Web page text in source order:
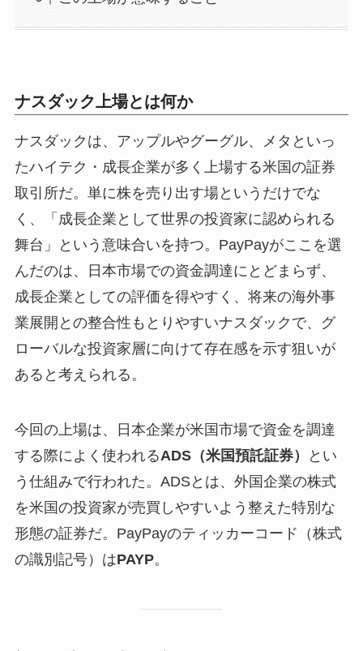
ナスダック上場とは何か
ナスダックは、アップルやグーグル、メタといっ
たハイテク・成長企業が多く上場する米国の証券
取引所だ。単に株を売り出す場というだけでな
く、「成長企業として世界の投資家に認められる
舞台」という意味合いを持つ。PayPayがここを選
んだのは、日本市場での資金調達にとどまらず、
成長企業としての評価を得やすく、将来の海外事
業展開との整合性もとりやすいナスダックで、グ
ローバルな投資家層に向けて存在感を示す狙いが
あると考えられる。
今回の上場は、日本企業が米国市場で資金を調達
する際によく使われるADS（米国預託証券）
とい
う仕組みで行われた。ADSとは、外国企業の株式
を米国の投資家が売買しやすいよう整えた特別な
形態の証券だ。PayPayのティッカーコード（株式
の識別記号）はPAYP。